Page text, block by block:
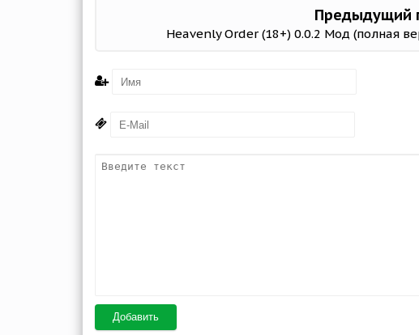
Предыдущий
Heavenly Order (18+) 0.0.2 Мод (полная
Добавить